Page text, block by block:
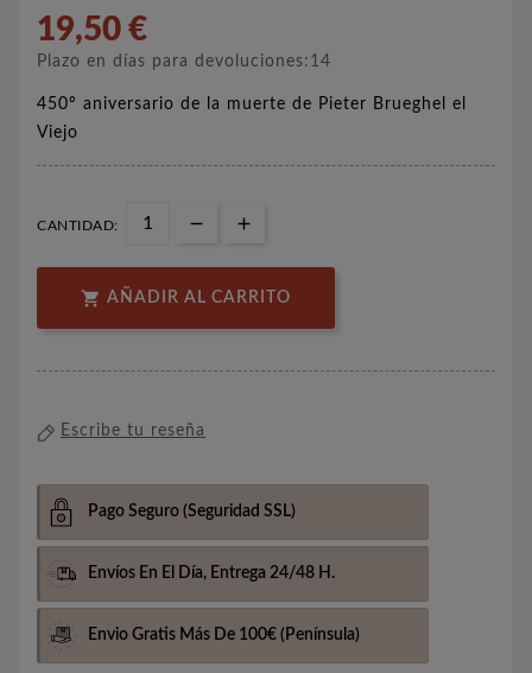
19,50 €
Plazo en días para devoluciones:14
450º aniversario de la muerte de Pieter Brueghel el
Viejo
CANTIDAD:
 AÑADIR AL CARRITO
Escribe tu reseña
Pago Seguro (Seguridad SSL)
Envíos En El Día, Entrega 24/48 H.
Envio Gratis Más De 100€ (Península)